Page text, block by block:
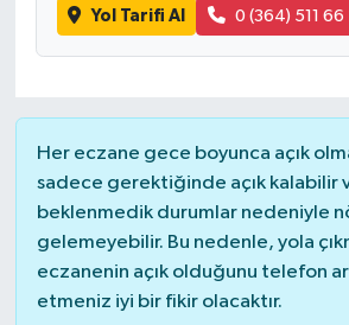
Yol Tarifi Al 0 (364) 511 66
Her eczane gece boyunca açık
sadece gerektiğinde açık kalabilir
beklenmedik durumlar nedeniyle
gelemeyebilir. Bu nedenle, yola
eczanenin açık olduğunu telefon
etmeniz iyi bir fikir olacaktır.
İlan
Otomobil
Politika
Resmî ilanlar